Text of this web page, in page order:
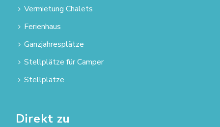
Vermietung Chalets
Ferienhaus
Ganzjahresplätze
Stellplätze für Camper
Stellplätze
Direkt zu